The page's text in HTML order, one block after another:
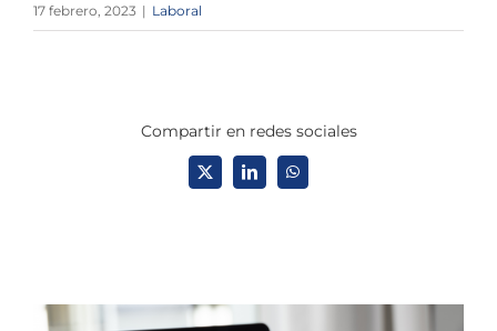
17 febrero, 2023 | Laboral
Compartir en redes sociales
X LinkedInWhatsApp